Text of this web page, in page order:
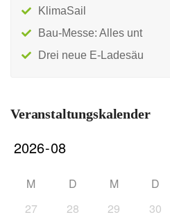
KlimaSail
Bau-Messe: Alles unt
Drei neue E-Ladesäu
Veranstaltungskalender
M D M D
27
28 29 30